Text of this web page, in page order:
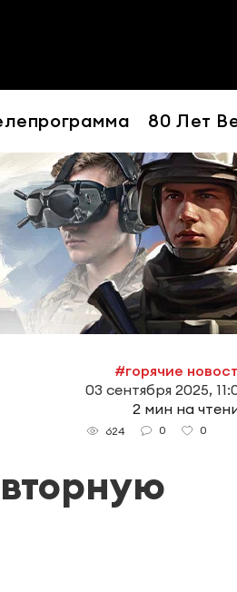
80 Лет
#горячие
03 сентября 2025,
2 мин на
624 0 0